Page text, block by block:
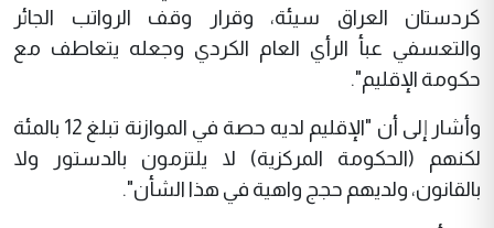
كردستان العراق سيئة، وقرار وقف الرواتب الجائر
والتعسفي عبأ الرأي العام الكردي وجعله يتعاطف مع
حكومة الإقليم".
وأشار إلى أن "الإقليم لديه حصة في الموازنة تبلغ 12 بالمئة
لكنهم (الحكومة المركزية) لا يلتزمون بالدستور ولا
بالقانون، ولديهم حجج واهية في هذا الشأن".